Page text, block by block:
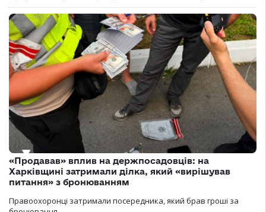
«Продавав» вплив на держпосадовців: на
Харківщині затримали ділка, який «вирішував
питання» з бронюванням
Правоохоронці затримали посередника, який брав гроші за